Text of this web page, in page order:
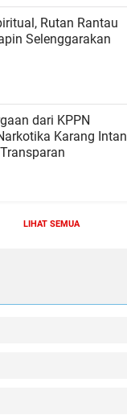
Rutan Rantau
Selenggarakan
dari KPPN
Karang Intan
LIHAT SEMUA